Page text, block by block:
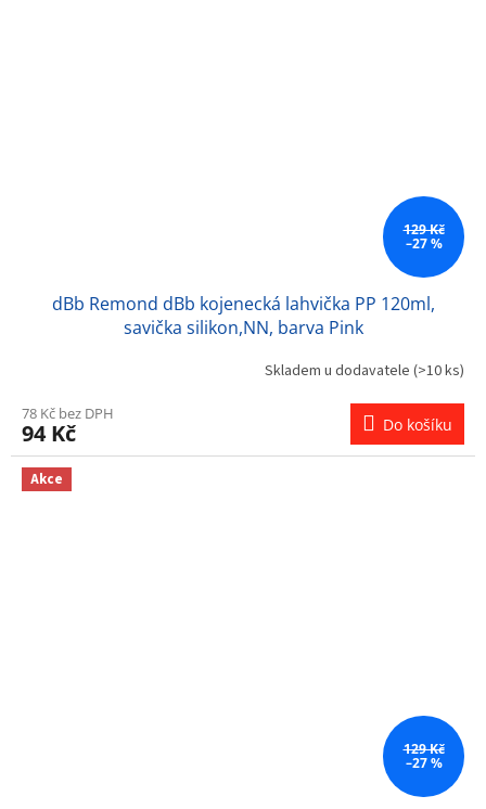
129 Kč
–27 %
dBb Remond dBb kojenecká lahvička PP 120ml,
savička silikon,NN, barva Pink
Skladem u dodavatele (>10 ks)
78 Kč bez DPH
94 Kč Do košíku
Akce
129 Kč
–27 %